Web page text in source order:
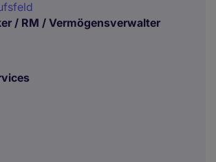
/ RM / Vermögensverwalter